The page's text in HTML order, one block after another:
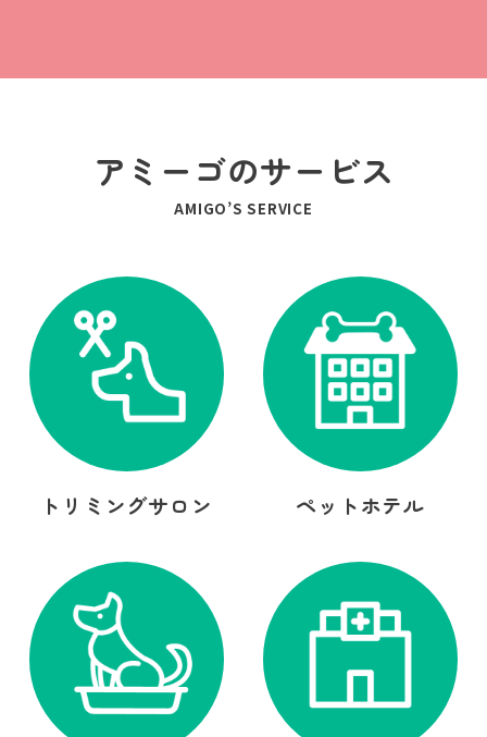
アミーゴのサービス
AMIGO’S SERVICE
トリミングサロン ペットホテル